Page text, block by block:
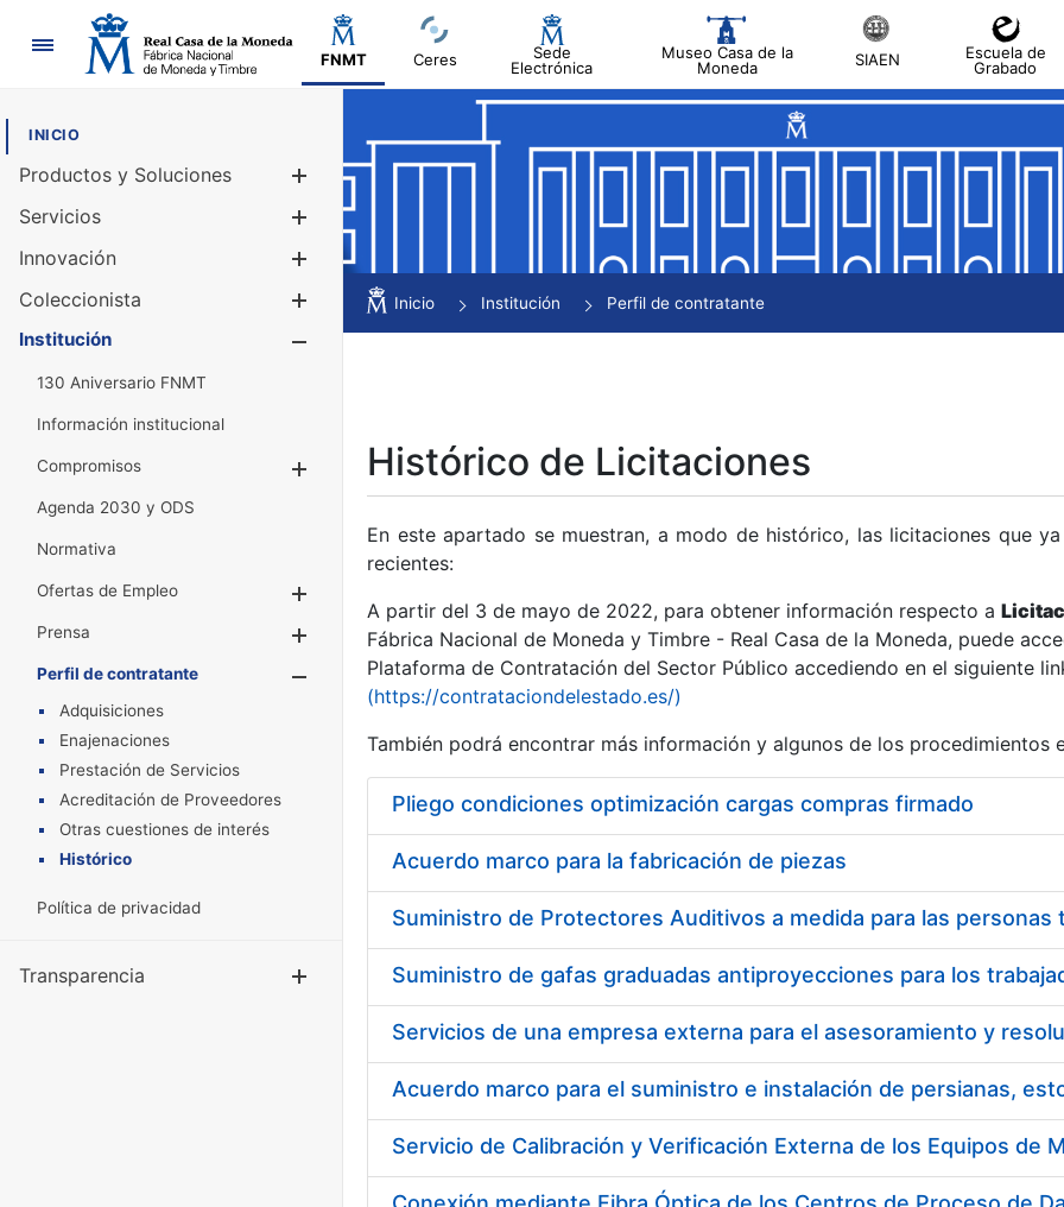
Navegación
FNMT Ceres
Sede
Electrónica
Museo Casa de la
Moneda
SIAEN
Escuela de
Grabado
INICIO
Productos y Soluciones
Mostrar/Ocultar
Servicios
Innovación
Coleccionista
Mostrar/Ocultar
Institución
130 Aniversario FNMT
Información institucional
Compromisos
Mostrar/Ocultar
Agenda 2030 y ODS
Normativa
Ofertas de Empleo
Prensa
Mostrar/Ocultar
Perfil de contratante
Mostrar/Ocultar
Adquisiciones
Enajenaciones
Prestación de Servicios
Acreditación de Proveedores
Otras cuestiones de interés
Histórico
Política de privacidad
Transparencia Mostrar/Ocultar
Inicio Institución Perfil de contratante
Histórico de Licitaciones
En este apartado se muestran, a modo de histórico, las licitaciones que
recientes:
A partir del 3 de mayo de 2022, para obtener información respecto a
Fábrica Nacional de Moneda y Timbre - Real Casa de la Moneda, puede
Plataforma de Contratación del Sector Público accediendo en el siguiente
(https://contrataciondelestado.es/)
También podrá encontrar más información y algunos de los procedimientos
Pliego condiciones optimización cargas compras firmado
Acuerdo marco para la fabricación de piezas
Acuerdo marco para el suministro e instalación de persianas,